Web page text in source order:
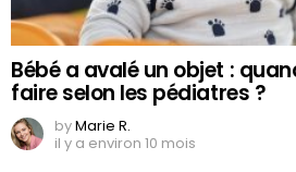
Bébé a avalé un objet :
faire selon les pédiatres ?
byMarie R.
il y a environ 10 mois